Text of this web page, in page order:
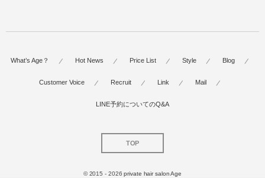
What’s Age？ Hot News Price List Style Blog
Customer Voice Recruit Link Mail
LINE予約についてのQ&A
TOP
© 2015 - 2026private hair salon Age